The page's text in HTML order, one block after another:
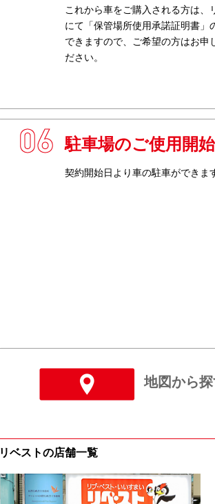
これから車をご購入される方は、
にて「保管場所使用承諾証明書」
できますので、ご希望の方はお申
ださい。
6
駐車場のご使用開始
契約開始日より車の駐車ができま
地図から
リベストの店舗一覧